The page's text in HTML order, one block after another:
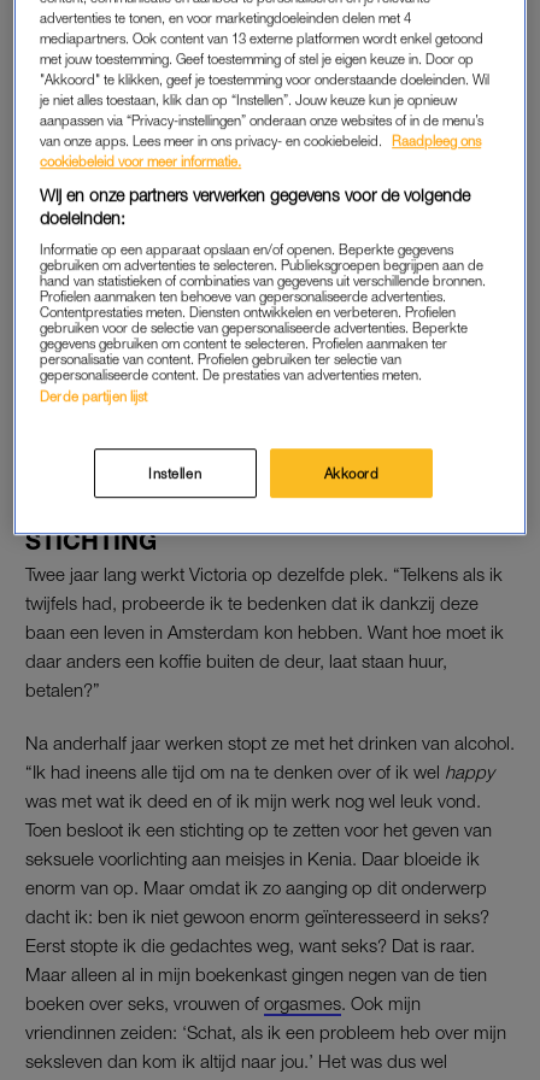
VERWACHTINGEN
“Zelf kom ik uit een mediagezin, waardoor het mij juist
interessant leek om dat kantoortype te worden die lange
dagen draait, goed is in Excel en elke dag een mantelpakje
draagt. Daar heeftMeghan Marklein de serie Suitsook flink
aan bijgedragen.”
Als Victoria op haar 24e klaar is met haar master
bedrijfskunde begint ze aan een corporate baan op de
Zuidas
“Al tien jaar lang schrijf ik elke dag in mijn dagboek”, vertelt ze.
“En op de dag dat ik het aanbod kreeg voor deze baan,
schreef ik: ‘Ik ga dit doen, want dit past goed bij de volgende
stap in mijn leven, maar ik weet nu al dat ik er geen voldoening
uit ga halen.’ Het was dus al wel duidelijk dat dit niets voor mij
STICHTING
Twee jaar lang werkt Victoria op dezelfde plek. “Telkens als ik
twijfels had, probeerde ik te bedenken dat ik dankzij deze
baan een leven in Amsterdam kon hebben. Want hoe moet ik
daar anders een koffie buiten de deur, laat staan huur,
betalen?”
Na anderhalf jaar werken stopt ze met het drinken van alcohol.
“Ik had ineens alle tijd om na te denken over of ik wel happy
was met wat ik deed en of ik mijn werk nog wel leuk vond.
Toen besloot ik een stichting op te zetten voor het geven van
seksuele voorlichting aan meisjes in Kenia. Daar bloeide ik
enorm van op. Maar omdat ik zo aanging op dit onderwerp
dacht ik: ben ik niet gewoon enorm geïnteresseerd in seks?
Eerst stopte ik die gedachtes weg, want seks? Dat is raar.
Maar alleen al in mijn boekenkast gingen negen van de tien
boeken over seks, vrouwen of orgasmes . Ook mijn
vriendinnen zeiden: ‘Schat, als ik een probleem heb over mijn
seksleven dan kom ik altijd naar jou.’ Het was dus wel
advertenties te tonen, en voor marketingdoeleinden delen met 4
mediapartners. Ook content van 13 externe platformen wordt enkel getoond
met jouw toestemming. Geef toestemming of stel je eigen keuze in. Door op
"Akkoord" te klikken, geef je toestemming voor onderstaande doeleinden. Wil
je niet alles toestaan, klik dan op “Instellen”. Jouw keuze kun je opnieuw
aanpassen via “Privacy-instellingen” onderaan onze websites of in de menu’s
van onze apps. Lees meer in ons privacy- en cookiebeleid.
Raadpleeg ons
cookiebeleid voor meer informatie.
Wij en onze partners verwerken gegevens voor de volgende
doeleinden:
Informatie op een apparaat opslaan en/of openen. Beperkte gegevens
gebruiken om advertenties te selecteren. Publieksgroepen begrijpen aan de
hand van statistieken of combinaties van gegevens uit verschillende bronnen.
Profielen aanmaken ten behoeve van gepersonaliseerde advertenties.
Contentprestaties meten. Diensten ontwikkelen en verbeteren. Profielen
gebruiken voor de selectie van gepersonaliseerde advertenties. Beperkte
gegevens gebruiken om content te selecteren. Profielen aanmaken ter
personalisatie van content. Profielen gebruiken ter selectie van
gepersonaliseerde content. De prestaties van advertenties meten.
Derde partijen lijst
Instellen Akkoord